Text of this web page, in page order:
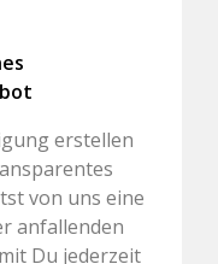
erstellen
von uns eine
anfallenden
Du jederzeit